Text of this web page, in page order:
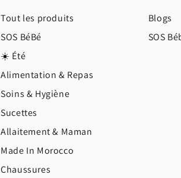
Tout les produits
SOS BéBé
☀️ Été
Alimentation & Repas
Soins & Hygiène
Sucettes
Allaitement & Maman
Made In Morocco
Chaussures
Blogs
SOS